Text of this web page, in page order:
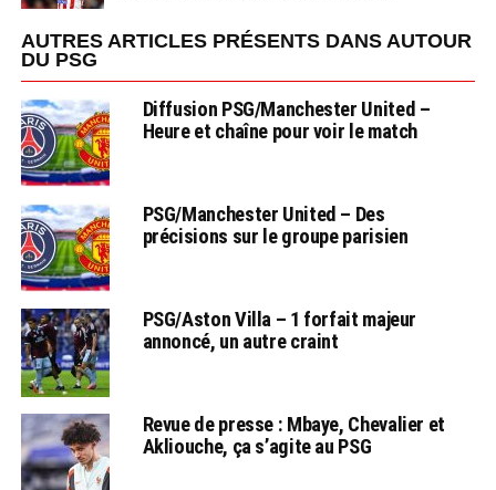
AUTRES ARTICLES PRÉSENTS DANS AUTOUR
DU PSG
Diffusion PSG/Manchester United –
Heure et chaîne pour voir le match
PSG/Manchester United – Des
précisions sur le groupe parisien
PSG/Aston Villa – 1 forfait majeur
annoncé, un autre craint
Revue de presse : Mbaye, Chevalier et
Akliouche, ça s’agite au PSG